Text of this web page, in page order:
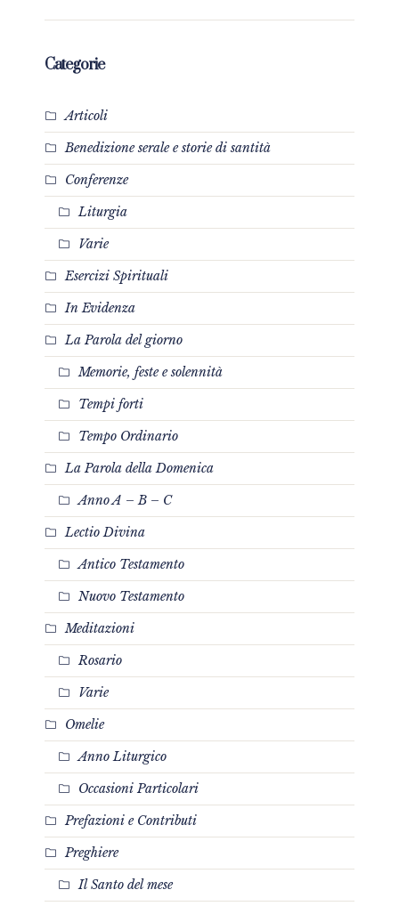
Categorie
Articoli
Benedizione serale e storie di santità
Conferenze
Liturgia
Varie
Esercizi Spirituali
In Evidenza
La Parola del giorno
Memorie, feste e solennità
Tempi forti
Tempo Ordinario
La Parola della Domenica
Anno A – B – C
Lectio Divina
Antico Testamento
Nuovo Testamento
Meditazioni
Rosario
Varie
Omelie
Anno Liturgico
Occasioni Particolari
Prefazioni e Contributi
Preghiere
Il Santo del mese